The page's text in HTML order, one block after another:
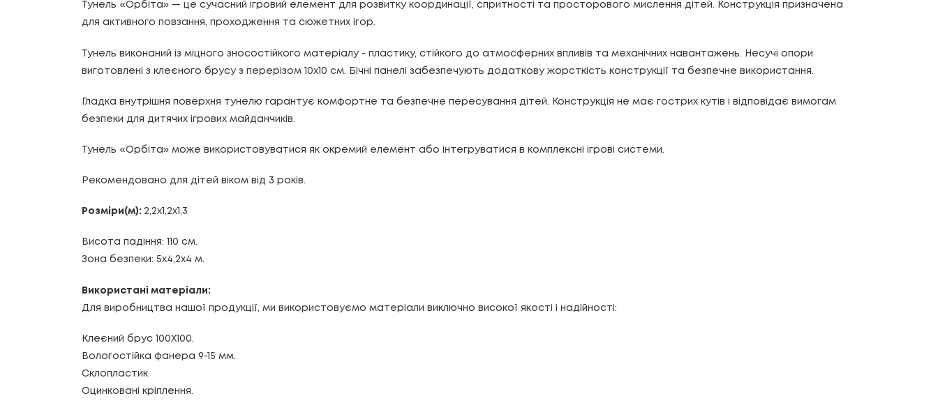
Тунель «Орбіта» — це сучасний ігровий елемент для розвитку координації, спритності та просторового мислення дітей. Конструкція призначена
для активного повзання, проходження та сюжетних ігор.
Тунель виконаний із міцного зносостійкого матеріалу - пластику, стійкого до атмосферних впливів та механічних навантажень. Несучі опори
виготовлені з клеєного брусу з перерізом 10х10 см. Бічні панелі забезпечують додаткову жорсткість конструкції та безпечне використання.
Гладка внутрішня поверхня тунелю гарантує комфортне та безпечне пересування дітей. Конструкція не має гострих кутів і відповідає вимогам
безпеки для дитячих ігрових майданчиків.
Тунель «Орбіта» може використовуватися як окремий елемент або інтегруватися в комплексні ігрові системи.
Рекомендовано для дітей віком від 3 років.
Розміри(м): 2,2х1,2х1,3
Висота падіння: 110 см.
Зона безпеки: 5х4,2х4 м.
Використані матеріали:
Для виробництва нашої продукції, ми використовуємо матеріали виключно високої якості і надійності:
Клеєний брус 100Х100.
Вологостійка фанера 9-15 мм.
Склопластик
Оцинковані кріплення.